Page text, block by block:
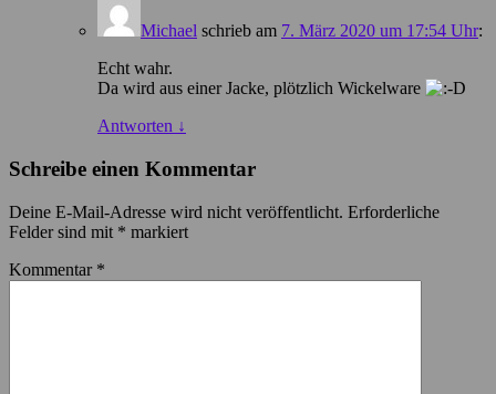
Michael schrieb am 7. März 2020 um 17:54 Uhr:
Echt wahr.
Da wird aus einer Jacke, plötzlich Wickelware
Antworten ↓
Schreibe einen Kommentar
Deine E-Mail-Adresse wird nicht veröffentlicht. Erforderliche
Felder sind mit * markiert
Kommentar *